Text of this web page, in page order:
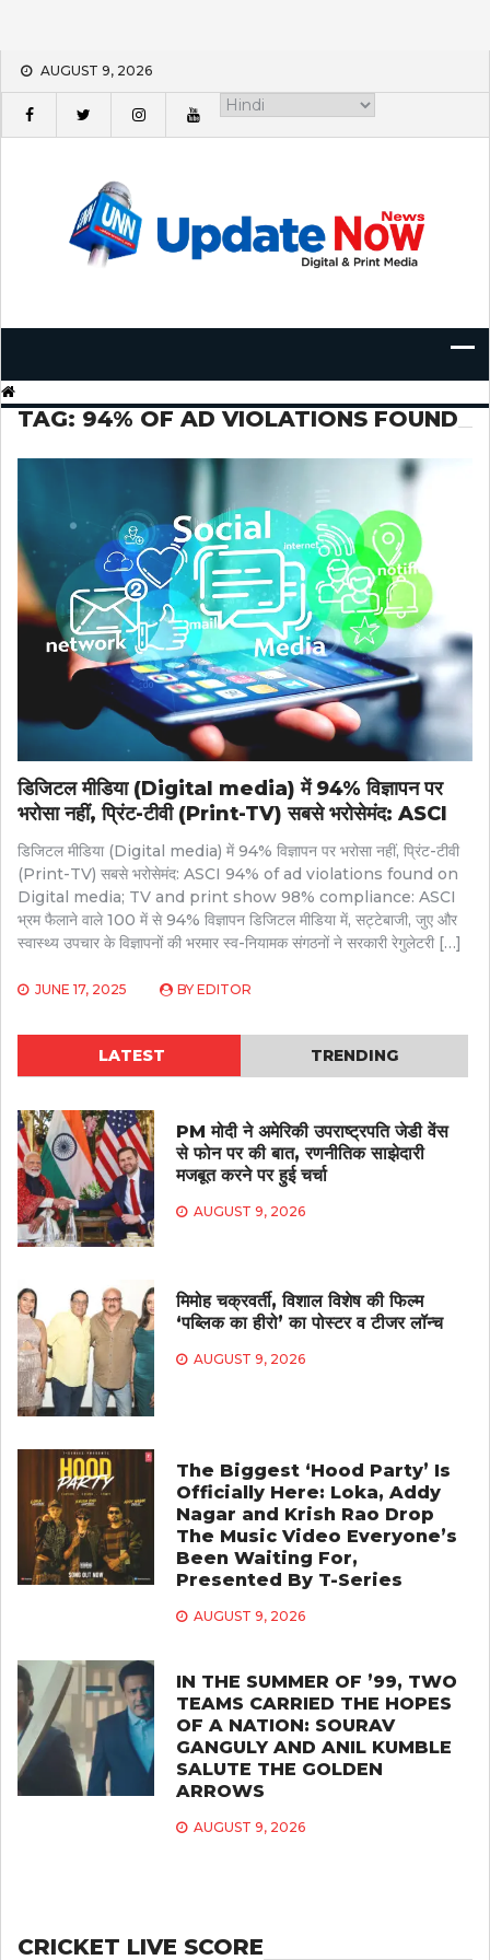
Skip
content
AUGUST 9, 2026
TAG: 94% OF AD VIOLATIONS FOUND
डिजिटल मीडिया (Digital media) में 94% विज्ञापन पर
भरोसा नहीं, प्रिंट-टीवी (Print-TV) सबसे भरोसेमंद: ASCI
डिजिटल मीडिया (Digital media) में 94% विज्ञापन पर भरोसा नहीं, प्रिंट-टीवी
(Print-TV) सबसे भरोसेमंद: ASCI 94% of ad violations found on
Digital media; TV and print show 98% compliance: ASCI
भ्रम फैलाने वाले 100 में से 94% विज्ञापन डिजिटल मीडिया में, सट्टेबाजी, जुए और
स्वास्थ्य उपचार के विज्ञापनों की भरमार स्व-नियामक संगठनों ने सरकारी रेगुलेटरी […]
JUNE 17, 2025 BY EDITOR
LATEST TRENDING
PM मोदी ने अमेरिकी उपराष्ट्रपति जेडी वेंस
से फोन पर की बात, रणनीतिक साझेदारी
मजबूत करने पर हुई चर्चा
AUGUST 9, 2026
मिमोह चक्रवर्ती, विशाल विशेष की फिल्म
‘पब्लिक का हीरो’ का पोस्टर व टीजर लॉन्च
AUGUST 9, 2026
The Biggest ‘Hood Party’ Is
Officially Here: Loka, Addy
Nagar and Krish Rao Drop
The Music Video Everyone’s
Been Waiting For,
Presented By T-Series
AUGUST 9, 2026
IN THE SUMMER OF ’99, TWO
TEAMS CARRIED THE HOPES
OF A NATION: SOURAV
GANGULY AND ANIL KUMBLE
SALUTE THE GOLDEN
ARROWS
AUGUST 9, 2026
CRICKET LIVE SCORE